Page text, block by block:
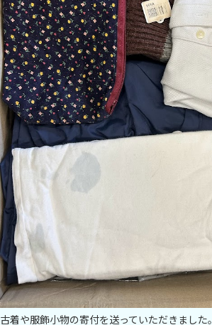
古着や服飾小物の寄付を送っていただきました。